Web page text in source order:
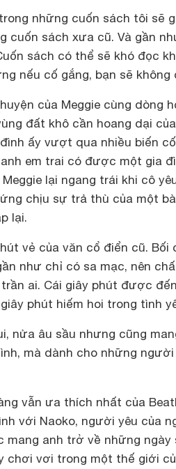
những cuốn sách tôi sẽ
cuốn sách xưa cũ. Và gần
sách có thể sẽ khó đọc
nếu cố gắng, bạn sẽ không
của Meggie cùng dòng
đất khô cần hoang dại
ấy vượt qua nhiều biến
em trai có được một gia
lại ngang trái khi cô
chịu sự trả thù của một
lại.
vẻ của văn cổ điển cũ. Bối
như chỉ có sa mạc, nên
ai. Cái giây phút được
phút hiếm hoi trong tình
nửa âu sầu nhưng cũng
mà dành cho những
vẫn ưa thích nhất của
với Naoko, người yêu của
anh trở về những ngày
chơi vơi trong một thế giới